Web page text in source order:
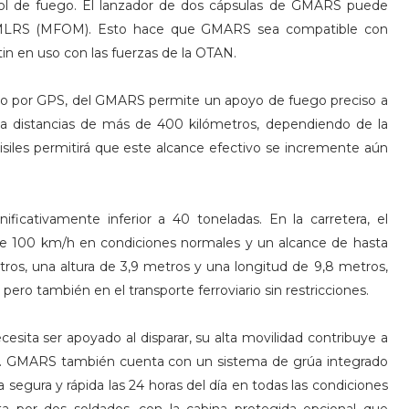
de fuego. El lanzador de dos cápsulas de GMARS puede
(MFOM). Esto hace que GMARS sea compatible con
en uso con las fuerzas de la OTAN.
por GPS, del GMARS permite un apoyo de fuego preciso a
distancias de más de 400 kilómetros, dependiendo de la
permitirá que este alcance efectivo se incremente aún
inferior a 40 toneladas. En la carretera, el
100 km/h en condiciones normales y un alcance de hasta
una altura de 3,9 metros y una longitud de 9,8 metros,
también en el transporte ferroviario sin restricciones.
ser apoyado al disparar, su alta movilidad contribuye a
GMARS también cuenta con un sistema de grúa integrado
y rápida las 24 horas del día en todas las condiciones